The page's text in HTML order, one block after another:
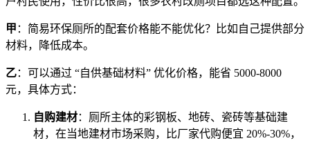
甲 ：简易环保厕所的配套价格能不能优化？比如自己提供部分
材料，降低成本。
乙：可以通过 “自供基础材料” 优化价格，能省 5000-8000
元，具体方式：
自购建材：厕所主体的彩钢板、地砖、瓷砖等基础建
材，在当地建材市场采购，比厂家代购便宜 20%-30%，